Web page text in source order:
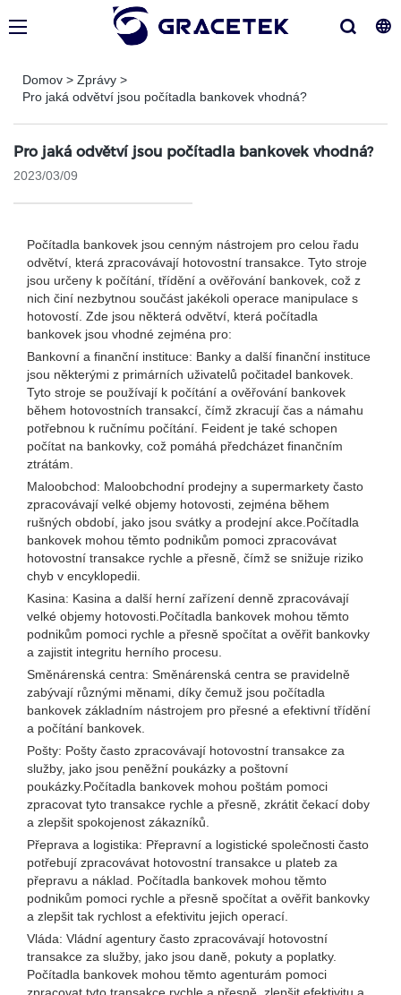
Domov > Zprávy >
Pro jaká odvětví jsou počítadla bankovek vhodná?
Pro jaká odvětví jsou počítadla bankovek vhodná?
2023/03/09
Počítadla bankovek jsou cenným nástrojem pro celou řadu
odvětví, která zpracovávají hotovostní transakce. Tyto stroje
jsou určeny k počítání, třídění a ověřování bankovek, což z
nich činí nezbytnou součást jakékoli operace manipulace s
hotovostí. Zde jsou některá odvětví, která počítadla
bankovek jsou vhodné zejména pro:
Bankovní a finanční instituce: Banky a další finanční instituce
jsou některými z primárních uživatelů počitadel bankovek.
Tyto stroje se používají k počítání a ověřování bankovek
během hotovostních transakcí, čímž zkracují čas a námahu
potřebnou k ručnímu počítání. Feident je také schopen
počítat na bankovky, což pomáhá předcházet finančním
ztrátám.
Maloobchod: Maloobchodní prodejny a supermarkety často
zpracovávají velké objemy hotovosti, zejména během
rušných období, jako jsou svátky a prodejní akce.Počítadla
bankovek mohou těmto podnikům pomoci zpracovávat
hotovostní transakce rychle a přesně, čímž se snižuje riziko
chyb v encyklopedii.
Kasina: Kasina a další herní zařízení denně zpracovávají
velké objemy hotovosti.Počítadla bankovek mohou těmto
podnikům pomoci rychle a přesně spočítat a ověřit bankovky
a zajistit integritu herního procesu.
Směnárenská centra: Směnárenská centra se pravidelně
zabývají různými měnami, díky čemuž jsou počítadla
bankovek základním nástrojem pro přesné a efektivní třídění
a počítání bankovek.
Pošty: Pošty často zpracovávají hotovostní transakce za
služby, jako jsou peněžní poukázky a poštovní
poukázky.Počítadla bankovek mohou poštám pomoci
zpracovat tyto transakce rychle a přesně, zkrátit čekací doby
a zlepšit spokojenost zákazníků.
Přeprava a logistika: Přepravní a logistické společnosti často
potřebují zpracovávat hotovostní transakce u plateb za
přepravu a náklad. Počítadla bankovek mohou těmto
podnikům pomoci rychle a přesně spočítat a ověřit bankovky
a zlepšit tak rychlost a efektivitu jejich operací.
Vláda: Vládní agentury často zpracovávají hotovostní
transakce za služby, jako jsou daně, pokuty a poplatky.
Počítadla bankovek mohou těmto agenturám pomoci